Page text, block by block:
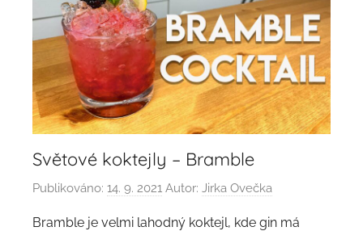
Světové koktejly – Bramble
Publikováno: 14. 9. 2021 Autor: Jirka Ovečka
Bramble je velmi lahodný koktejl, kde gin má